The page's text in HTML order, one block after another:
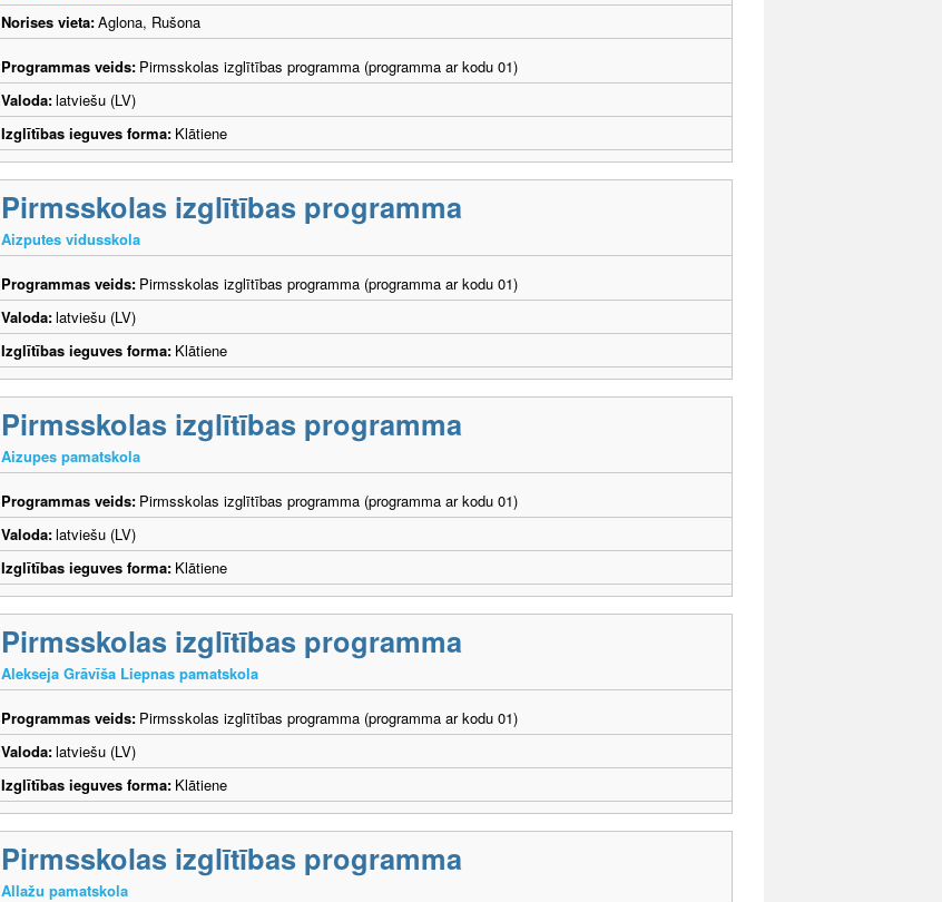
Norises vieta:Aglona, Rušona
Programmas veids: Pirmsskolas izglītības programma (programma ar kodu 01)
Valoda:latviešu (LV)
Izglītības ieguves forma: Klātiene
Pirmsskolas izglītības programma
Aizputes vidusskola
Programmas veids: Pirmsskolas izglītības programma (programma ar kodu 01)
Valoda:latviešu (LV)
Izglītības ieguves forma: Klātiene
Pirmsskolas izglītības programma
Aizupes pamatskola
Programmas veids: Pirmsskolas izglītības programma (programma ar kodu 01)
Valoda:latviešu (LV)
Izglītības ieguves forma: Klātiene
Pirmsskolas izglītības programma
Alekseja Grāvīša Liepnas pamatskola
Programmas veids: Pirmsskolas izglītības programma (programma ar kodu 01)
Valoda:latviešu (LV)
Izglītības ieguves forma: Klātiene
Pirmsskolas izglītības programma
Allažu pamatskola